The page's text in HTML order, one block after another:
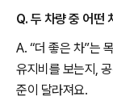
Q. 두 차량 중 어떤
A. “더 좋은 차”는
유지비를 보는지,
준이 달라져요.